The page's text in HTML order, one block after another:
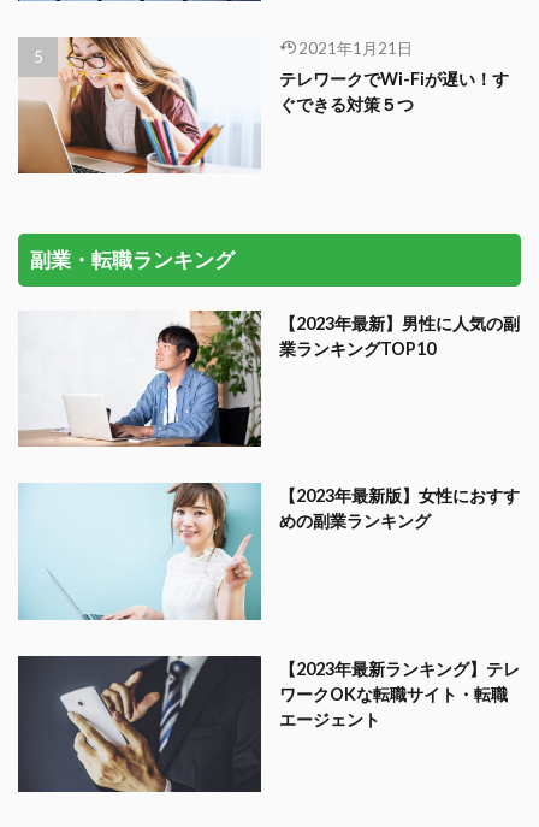
2021年1月21日
テレワークでWi-Fiが遅い！す
ぐできる対策５つ
副業・転職ランキング
【2023年最新】男性に人気の副
業ランキングTOP10
【2023年最新版】女性におすす
めの副業ランキング
【2023年最新ランキング】テレ
ワークOKな転職サイト・転職
エージェント